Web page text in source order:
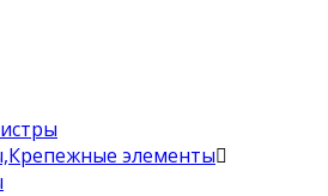
элементы